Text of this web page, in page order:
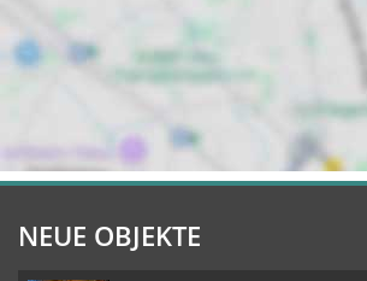
NEUE OBJEKTE